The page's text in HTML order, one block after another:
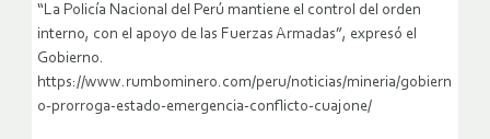
“La Policía Nacional del Perú mantiene el control del orden
interno, con el apoyo de las Fuerzas Armadas”, expresó el
Gobierno.
https://www.rumbominero.com/peru/noticias/mineria/gobiern
o-prorroga-estado-emergencia-conflicto-cuajone/